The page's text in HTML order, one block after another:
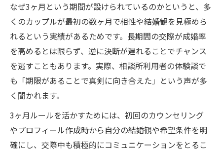
なぜ3ヶ月という期間が設けられているのかというと、多
くのカップルが最初の数ヶ月で相性や結婚観を見極めら
れるという実績があるためです。長期間の交際が成婚率
を高めるとは限らず、逆に決断が遅れることでチャンス
を逃すこともあります。実際、相談所利用者の体験談で
も「期限があることで真剣に向き合えた」という声が多
く聞かれます。
3ヶ月ルールを活かすためには、初回のカウンセリング
やプロフィール作成時から自分の結婚観や希望条件を明
確にし、交際中も積極的にコミュニケーションをとるこ